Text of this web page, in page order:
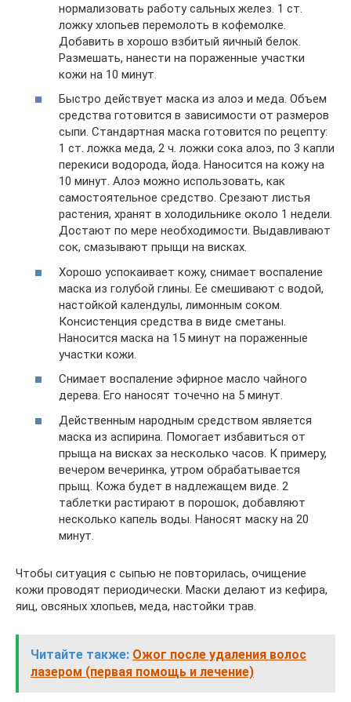
нормализовать работу сальных желез. 1 ст.
ложку хлопьев перемолоть в кофемолке.
Добавить в хорошо взбитый яичный белок.
Размешать, нанести на пораженные участки
кожи на 10 минут.
Быстро действует маска из алоэ и меда. Объем
средства готовится в зависимости от размеров
сыпи. Стандартная маска готовится по рецепту:
1 ст. ложка меда, 2 ч. ложки сока алоэ, по 3 капли
перекиси водорода, йода. Наносится на кожу на
10 минут. Алоэ можно использовать, как
самостоятельное средство. Срезают листья
растения, хранят в холодильнике около 1 недели.
Достают по мере необходимости. Выдавливают
сок, смазывают прыщи на висках.
Хорошо успокаивает кожу, снимает воспаление
маска из голубой глины. Ее смешивают с водой,
настойкой календулы, лимонным соком.
Консистенция средства в виде сметаны.
Наносится маска на 15 минут на пораженные
участки кожи.
Снимает воспаление эфирное масло чайного
дерева. Его наносят точечно на 5 минут.
Действенным народным средством является
маска из аспирина. Помогает избавиться от
прыща на висках за несколько часов. К примеру,
вечером вечеринка, утром обрабатывается
прыщ. Кожа будет в надлежащем виде. 2
таблетки растирают в порошок, добавляют
несколько капель воды. Наносят маску на 20
минут.
Чтобы ситуация с сыпью не повторилась, очищение
кожи проводят периодически. Маски делают из кефира,
яиц, овсяных хлопьев, меда, настойки трав.
Читайте также: Ожог после удаления волос
лазером (первая помощь и лечение)